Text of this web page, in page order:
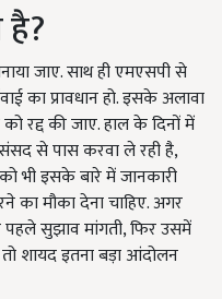
जाए. साथ ही एमएसपी से
का प्रावधान हो. इसके अलावा
रद्द की जाए. हाल के दिनों में
से पास करवा ले रही है,
भी इसके बारे में जानकारी
का मौका देना चाहिए. अगर
सुझाव मांगती, फिर उसमें
शायद इतना बड़ा आंदोलन